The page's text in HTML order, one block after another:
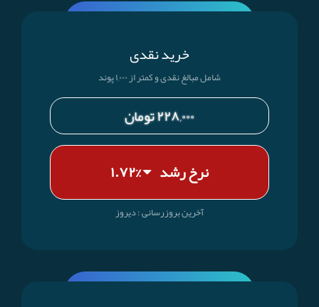
خرید نقدی
شامل مبالغ نقدی و کمتر از ۱,۰۰۰ پوند
۲۲۸,۰۰۰ تومان
نرخ رشد
%۱.۷۲
آخرین بروز‌رسانی : دیروز